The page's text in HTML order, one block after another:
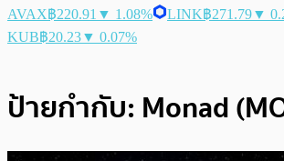
AVAX฿220.91 ▼ 1.08% LINK฿271.79▼
KUB฿20.23▼ 0.07%
ป้ายกำกับ: Monad